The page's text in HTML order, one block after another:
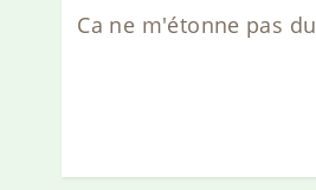
Ca ne m'étonne pas